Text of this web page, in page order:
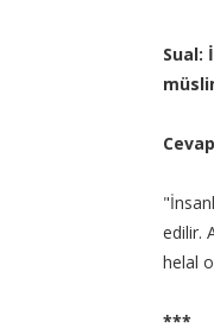
Sual:
edilir.
helal
***